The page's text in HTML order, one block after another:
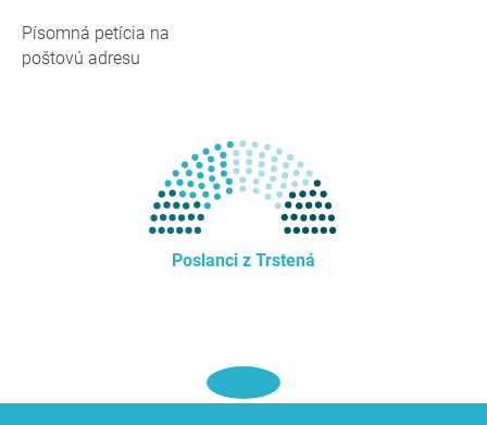
Písomná petícia na
poštovú adresu
Poslanci z Trstená